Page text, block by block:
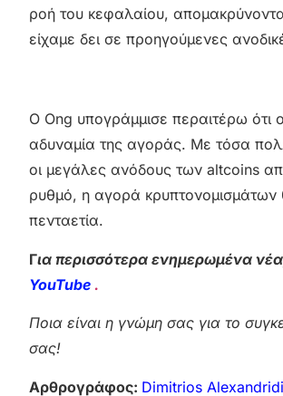
ροή του κεφαλαίου,
είχαμε δει σε προηγούμενες
Ο Ong υπογράμμισε περαιτέρω ότι
αδυναμία της αγοράς. Με τόσα
οι μεγάλες ανόδους των altcoins
ρυθμό, η αγορά κρυπτονομισμάτων
πενταετία.
Για περισσότερα ενημερωμένα
YouTube .
Ποια είναι η γνώμη σας για το
σας!
Αρθρογράφος: Dimitrios